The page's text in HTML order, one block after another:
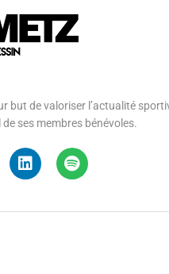
but de valoriser l’actualité
ses membres bénévoles.